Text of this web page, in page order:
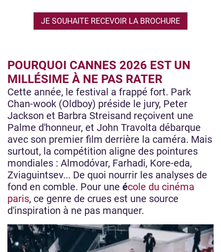
JE SOUHAITE RECEVOIR LA BROCHURE
POURQUOI CANNES 2026 EST UN
MILLÉSIME À NE PAS RATER
Cette année, le festival a frappé fort. Park
Chan-wook (Oldboy) préside le jury, Peter
Jackson et Barbra Streisand reçoivent une
Palme d'honneur, et John Travolta débarque
avec son premier film derrière la caméra. Mais
surtout, la compétition aligne des pointures
mondiales : Almodóvar, Farhadi, Kore-eda,
Zviaguintsev... De quoi nourrir les analyses de
fond en comble. Pour une école du cinéma
paris, ce genre de crues est une source
d'inspiration à ne pas manquer.
Image